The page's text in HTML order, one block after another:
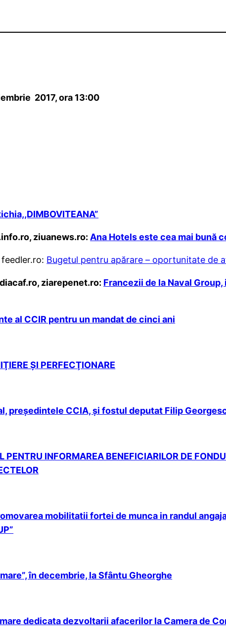
2017, ora 13:00
ziuanews.ro: Ana Hotels este cea mai bună
Bugetul pentru apărare – oportunitate de
ziarepenet.ro: Francezii de la Naval
al CCIR pentru un mandat de cinci ani
ŞI PERFECŢIONARE
preşedintele CCIA, şi fostul deputat Filip
PENTRU INFORMAREA BENEFICIARILOR DE
mobilitatii fortei de munca in randul
în decembrie, la Sfântu Gheorghe
dedicata dezvoltarii afacerilor la Camera de